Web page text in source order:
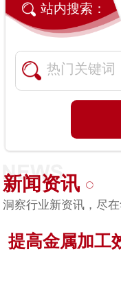
站内搜索：
新闻资讯
洞察行业新资讯，尽
提高金属加工